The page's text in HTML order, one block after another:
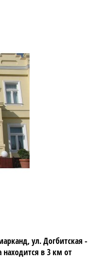
ул. Догбитская -
находится в 3 км от